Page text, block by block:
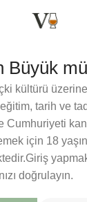
Büyük
kültürü
tarih ve
Cumhuriyeti
için 18
doğrulayın.
Dew
XO
Finish